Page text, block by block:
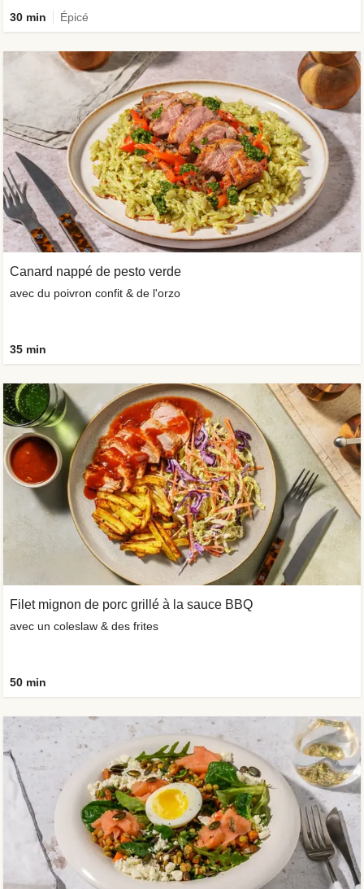
30 min Épicé
Canard nappé de pesto verde
avec du poivron confit & de l'orzo
35 min
Filet mignon de porc grillé à la sauce BBQ
avec un coleslaw & des frites
50 min